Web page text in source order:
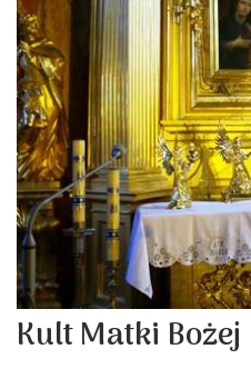
Kult Matki Bożej